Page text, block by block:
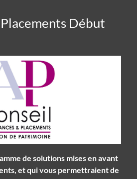
Début
de solutions mises en avant
et qui vous permettraient de